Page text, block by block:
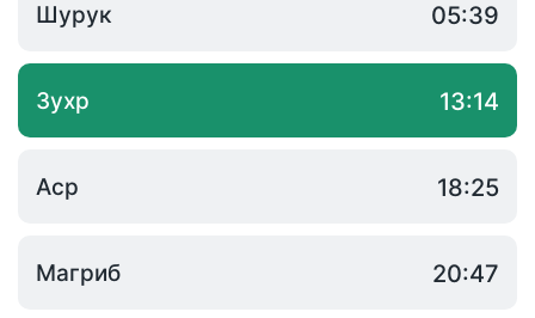
Шурук 05:39
Зухр 13:14
Аср 18:25
Магриб 20:47